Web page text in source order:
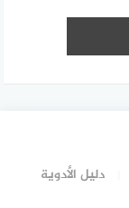
دليل الأدوية